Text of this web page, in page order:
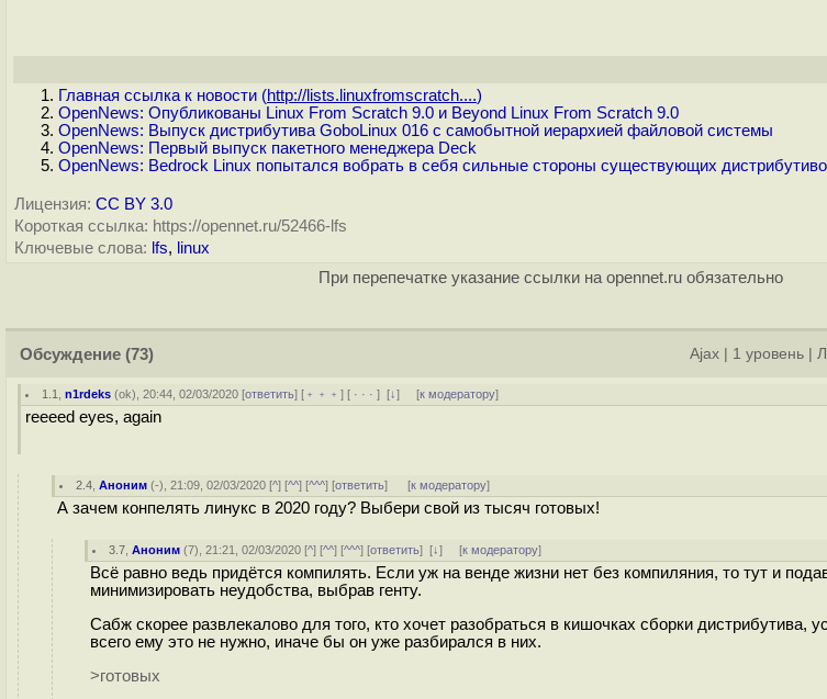
Главная ссылка к новости (http://lists.linuxfromscratch....)
OpenNews: Опубликованы Linux From Scratch 9.0 и Beyond Linux From Scratch 9.0
OpenNews: Выпуск дистрибутива GoboLinux 016 с самобытной иерархией файловой системы
OpenNews: Первый выпуск пакетного менеджера Deck
OpenNews: Bedrock Linux попытался вобрать в себя сильные стороны существующих
Лицензия: CC BY 3.0
Короткая ссылка: https://opennet.ru/52466-lfs
Ключевые слова: lfs, linux
При перепечатке указание ссылки на opennet.ru обязательно
Обсуждение (73) Ajax 1 уровень
1.1 ,n1rdeks (ok), 20:44, 02/03/2020 [ответить] [ ﹢﹢﹢] [ · · ·][↓] [к модератору]
reeeed eyes, again
2.4 ,Аноним (-), 21:09, 02/03/2020 [^] [^^] [^^^] [ответить] [к модератору]
А зачем конпелять линукс в 2020 году? Выбери свой из тысяч готовых!
3.7 ,Аноним (7), 21:21, 02/03/2020 [^] [^^] [^^^] [ответить][↓] [к модератору]
Всё равно ведь придётся компилять. Если уж на венде жизни нет без компиляния, то тут и
минимизировать неудобства, выбрав генту.
Сабж скорее развлекалово для того, кто хочет разобраться в кишочках сборки дистрибутива,
всего ему это не нужно, иначе бы он уже разбирался в них.
>готовых